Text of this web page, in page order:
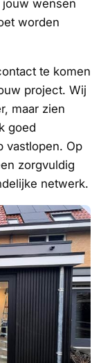
wensen
worden
te komen
project. Wij
maar zien
goed
vastlopen. Op
zorgvuldig
netwerk.